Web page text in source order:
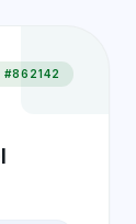
#862142